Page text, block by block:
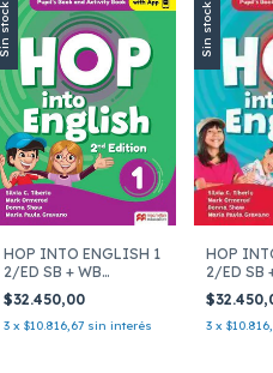
Sin stock
HOP INTO ENGLISH 1
2/ED SB + WB
INTEGRAT
$32.450,00
3 x $10.816,67 sin interés
Sin stock
HOP
2/ED SB
3 x